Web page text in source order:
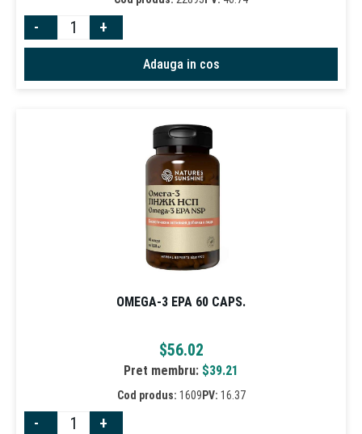
- +
Adauga in cos
OMEGA-3 EPA 60 CAPS.
$56.02
Pret membru: $39.21
Cod produs: 1609 PV: 16.37
- +